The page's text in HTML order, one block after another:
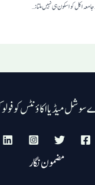
اکل کوا سکون ہی نہیں ملتا:…
سوشل میڈیا اکاؤنٹس کو
مضمون نگار